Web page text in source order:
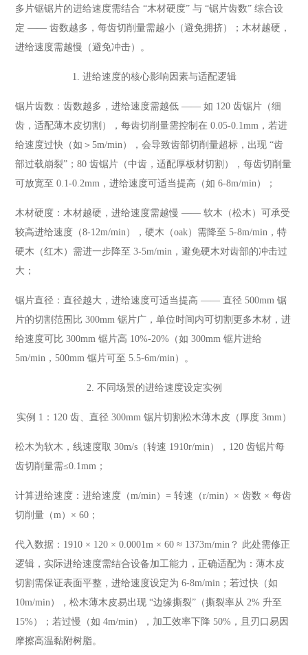
多片锯锯片的进给速度需结合 “木材硬度” 与 “锯片齿数” 综合设
定 —— 齿数越多，每齿切削量需越小（避免拥挤）；木材越硬，
进给速度需越慢（避免冲击）。
1. 进给速度的核心影响因素与适配逻辑
锯片齿数：齿数越多，进给速度需越低 —— 如 120 齿锯片（细
齿，适配薄木皮切割），每齿切削量需控制在 0.05-0.1mm，若进
给速度过快（如＞5m/min），会导致齿部切削量超标，出现 “齿
部过载崩裂”；80 齿锯片（中齿，适配厚板材切割），每齿切削量
可放宽至 0.1-0.2mm，进给速度可适当提高（如 6-8m/min）；
木材硬度：木材越硬，进给速度需越慢 —— 软木（松木）可承受
较高进给速度（8-12m/min），硬木（oak）需降至 5-8m/min，特
硬木（红木）需进一步降至 3-5m/min，避免硬木对齿部的冲击过
大；
锯片直径：直径越大，进给速度可适当提高 —— 直径 500mm 锯
片的切割范围比 300mm 锯片广，单位时间内可切割更多木材，进
给速度可比 300mm 锯片高 10%-20%（如 300mm 锯片进给
5m/min，500mm 锯片可至 5.5-6m/min）。
2. 不同场景的进给速度设定实例
实例 1：120 齿、直径 300mm 锯片切割松木薄木皮（厚度 3mm）
松木为软木，线速度取 30m/s（转速 1910r/min），120 齿锯片每
齿切削量需≤0.1mm；
计算进给速度：进给速度（m/min）= 转速（r/min）× 齿数 × 每齿
切削量（m）× 60；
代入数据：1910 × 120 × 0.0001m × 60 ≈ 1373m/min？ 此处需修正
逻辑，实际进给速度需结合设备加工能力，正确适配为：薄木皮
切割需保证表面平整，进给速度设定为 6-8m/min；若过快（如
10m/min），松木薄木皮易出现 “边缘撕裂”（撕裂率从 2% 升至
15%）；若过慢（如 4m/min），加工效率下降 50%，且刃口易因
摩擦高温黏附树脂。